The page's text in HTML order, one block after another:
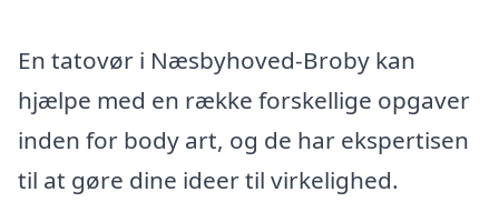
En tatovør i Næsbyhoved-Broby kan
hjælpe med en række forskellige opgaver
inden for body art, og de har ekspertisen
til at gøre dine ideer til virkelighed.